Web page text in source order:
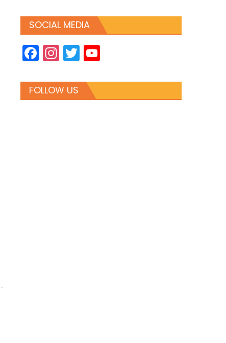
SOCIAL MEDIA
Facebook
Instagram
Twitter
FOLLOW US